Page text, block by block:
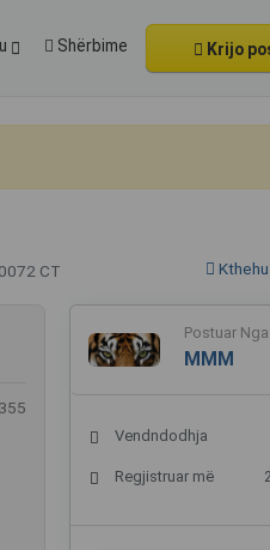
Shërbime Krijo
CT
Postuar Nga
MMM
Vendndodhja
Regjistruar më